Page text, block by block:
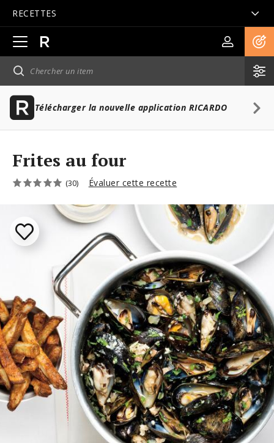
RECETTES
Ouvrir
la
navigation
principale
Télécharger la nouvelle application RICARDO
Frites au four
(30) Évaluer cette recette